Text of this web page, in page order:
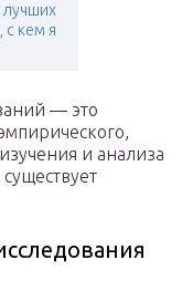
с кем я
— это
и анализа